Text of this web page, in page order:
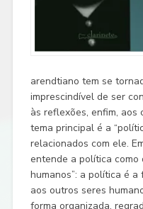
arendtiano tem se
imprescindível de ser
às reflexões, enfim, aos
tema principal é a
relacionados com ele.
entende a política como
humanos”: a política é
aos outros seres
forma organizada,